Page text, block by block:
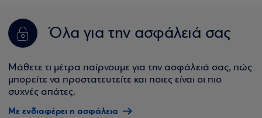
Όλα για την ασφάλειά σας
Μάθετε τι μέτρα παίρνουμε για την ασφάλειά σας, πώς
μπορείτε να προστατευτείτε και ποιες είναι οι πιο
συχνές απάτες.
Με ενδιαφέρει η ασφάλεια